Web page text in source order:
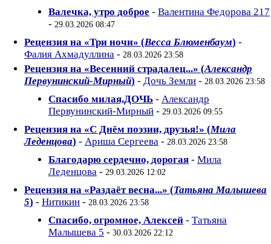
Валечка, утро доброе - Валентина Федорова 217
- 29.03.2026 08:47
Рецензия на «Три ночи» (Весса Блюменбаум) -
Фалия Ахмадуллина - 28.03.2026 23:58
Рецензия на «Весенний страдалец...» (Александр
Первунинский-Мирный) - Дочь Земли - 28.03.2026 23:58
Спасибо милая,ДОЧЬ - Александр
Первунинский-Мирный - 29.03.2026 09:55
Рецензия на «С Днём поэзии, друзья!» (Мила
Леденцова) - Ариша Сергеева - 28.03.2026 23:58
Благодарю сердечно, дорогая - Мила
Леденцова - 29.03.2026 12:02
Рецензия на «Раздаёт весна...» (Татьяна Малышева
5) - Нитикин - 28.03.2026 23:58
Спасибо, огромное, Алексей - Татьяна
Малышева 5 - 30.03.2026 22:12